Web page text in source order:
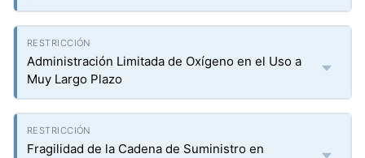
Administración Limitada de Oxígeno en el Uso a
Muy Largo Plazo
Fragilidad de la Cadena de Suministro en